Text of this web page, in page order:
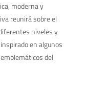
moderna y
reunirá sobre el
niveles y
en algunos
del